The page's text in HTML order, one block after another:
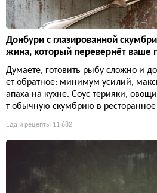
Донбури с глазированной
жина, который перевернёт ваше
Думаете, готовить рыбу сложно и
ет обратное: минимум усилий,
апаха на кухне. Соус терияки,
т обычную скумбрию в
Еда и рецепты 11 682